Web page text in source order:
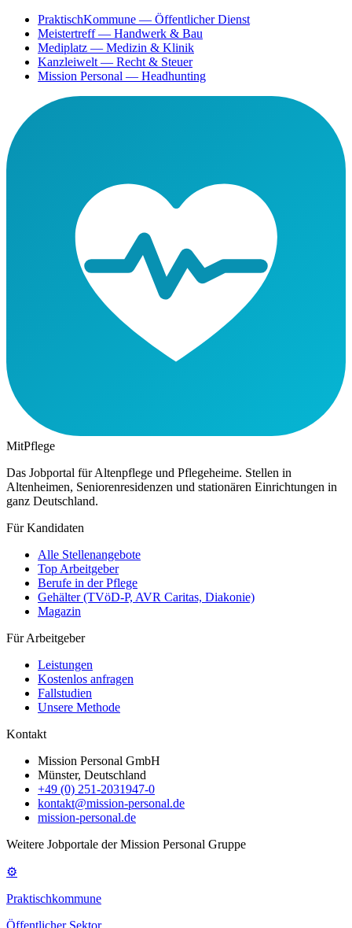
PraktischKommune — Öffentlicher Dienst
Meistertreff— Handwerk & Bau
Mediplatz — Medizin & Klinik
Kanzleiwelt — Recht & Steuer
Mission Personal — Headhunting
MitPflege
Das Jobportal für Altenpflege und Pflegeheime. Stellen in
Altenheimen, Seniorenresidenzen und stationären Einrichtungen in
ganz Deutschland.
Für Kandidaten
Alle Stellenangebote
Top Arbeitgeber
Berufe in der Pflege
Gehälter (TVöD-P, AVR Caritas, Diakonie)
Magazin
Für Arbeitgeber
Leistungen
Kostenlos anfragen
Fallstudien
Unsere Methode
Kontakt
Mission Personal GmbH
Münster, Deutschland
+49 (0) 251-2031947-0
kontakt@mission-personal.de
mission-personal.de
Weitere Jobportale der Mission Personal Gruppe
⚙
Praktischkommune
Öffentlicher Sektor